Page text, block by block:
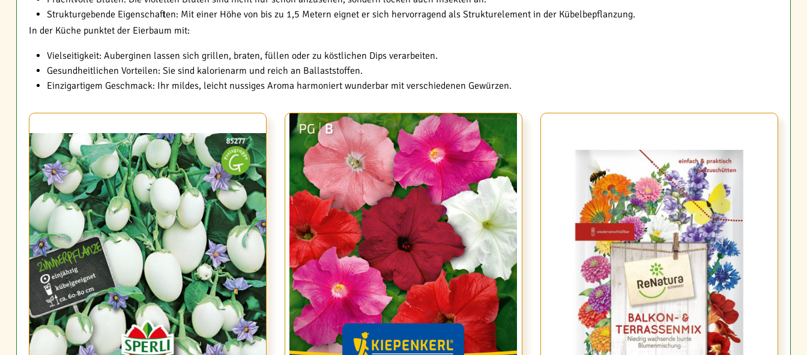
Strukturgebende Eigenschaften: Mit einer Höhe von bis zu 1,5 Metern eignet er sich hervorragend als Strukturelement in der Kübelbepflanzung.
In der Küche punktet der Eierbaum mit:
Vielseitigkeit: Auberginen lassen sich grillen, braten, füllen oder zu köstlichen Dips verarbeiten.
Gesundheitlichen Vorteilen: Sie sind kalorienarm und reich an Ballaststoffen.
Einzigartigem Geschmack: Ihr mildes, leicht nussiges Aroma harmoniert wunderbar mit verschiedenen Gewürzen.